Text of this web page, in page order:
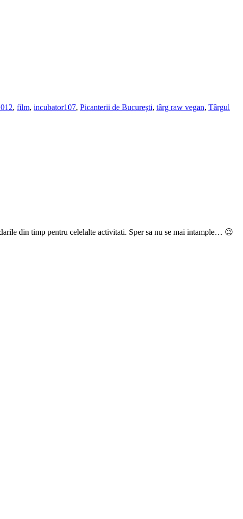
, film, incubator107, Picanterii de Bucureşti, târg raw vegan, Târgul
din timp pentru celelalte activitati. Sper sa nu se mai intample… 😉